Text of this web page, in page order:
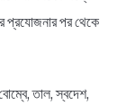
প্রযোজনার পর থেকে
বোম্বে, তাল, স্বদেশ,